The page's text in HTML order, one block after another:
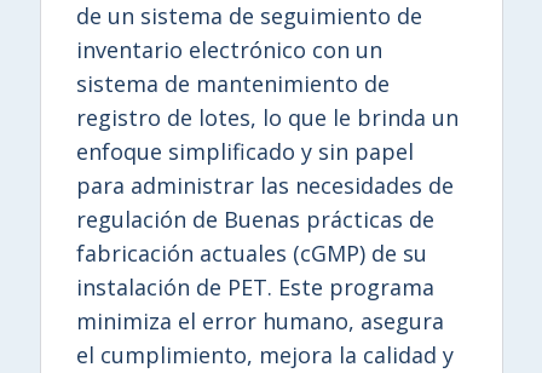
de un sistema de seguimiento de
inventario electrónico con un
sistema de mantenimiento de
registro de lotes, lo que le brinda un
enfoque simplificado y sin papel
para administrar las necesidades de
regulación de Buenas prácticas de
fabricación actuales (cGMP) de su
instalación de PET. Este programa
minimiza el error humano, asegura
el cumplimiento, mejora la calidad y